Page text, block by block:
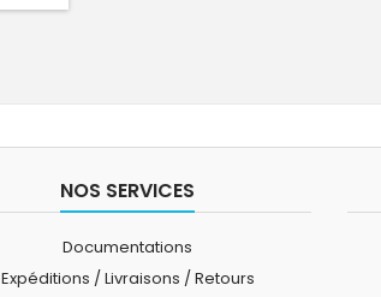
NOS SERVICES
Documentations
Expéditions / Livraisons / Retours